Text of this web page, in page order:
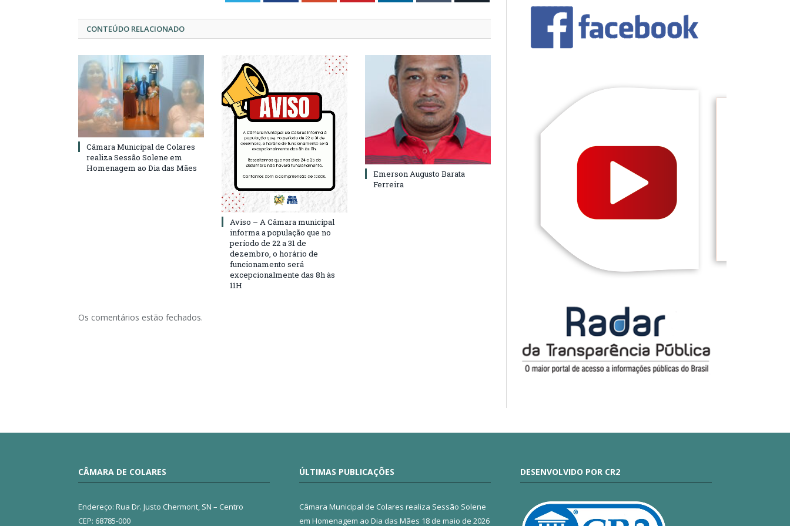
CONTEÚDO RELACIONADO
Câmara Municipal de Colares
realiza Sessão Solene em
Homenagem ao Dia das Mães
Aviso – A Câmara municipal
informa a população que no
período de 22 a 31 de
dezembro, o horário de
funcionamento será
excepcionalmente das 8h às
11H
Emerson Augusto Barata
Ferreira
Os comentários estão fechados.
CÂMARA DE COLARES
Endereço: Rua Dr. Justo Chermont, SN – Centro
CEP: 68785-000
ÚLTIMAS PUBLICAÇÕES
Câmara Municipal de Colares realiza Sessão Solene
em Homenagem ao Dia das Mães 18 de maio de 2026
DESENVOLVIDO POR CR2